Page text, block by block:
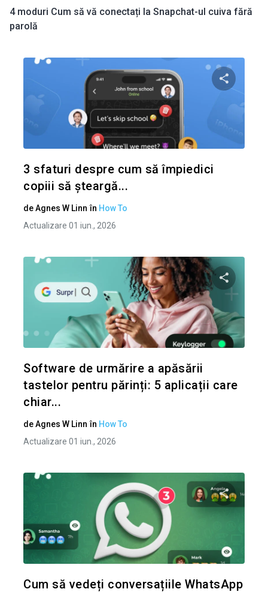
4 moduri Cum să vă conectați la Snapchat-ul cuiva fără
parolă
3 sfaturi despre cum să împiedici
copiii să șteargă...
deAgnes W Linn în How To
Actualizare 01 iun., 2026
Condividi
Software de urmărire a apăsării
tastelor pentru părinți: 5 aplicații care
chiar...
deAgnes W Linn în How To
Actualizare 01 iun., 2026
Cum să vedeți conversațiile WhatsApp